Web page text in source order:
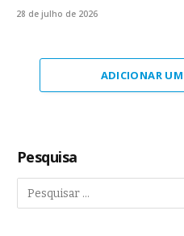
28 de julho de 2026
ADICIONAR
Pesquisa